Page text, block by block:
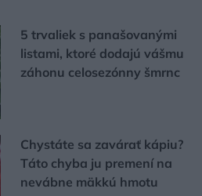
5 trvaliek s panašovanými
listami, ktoré dodajú vášmu
záhonu celosezónny šmrnc
Chystáte sa zavárať kápiu?
Táto chyba ju premení na
nevábne mäkkú hmotu